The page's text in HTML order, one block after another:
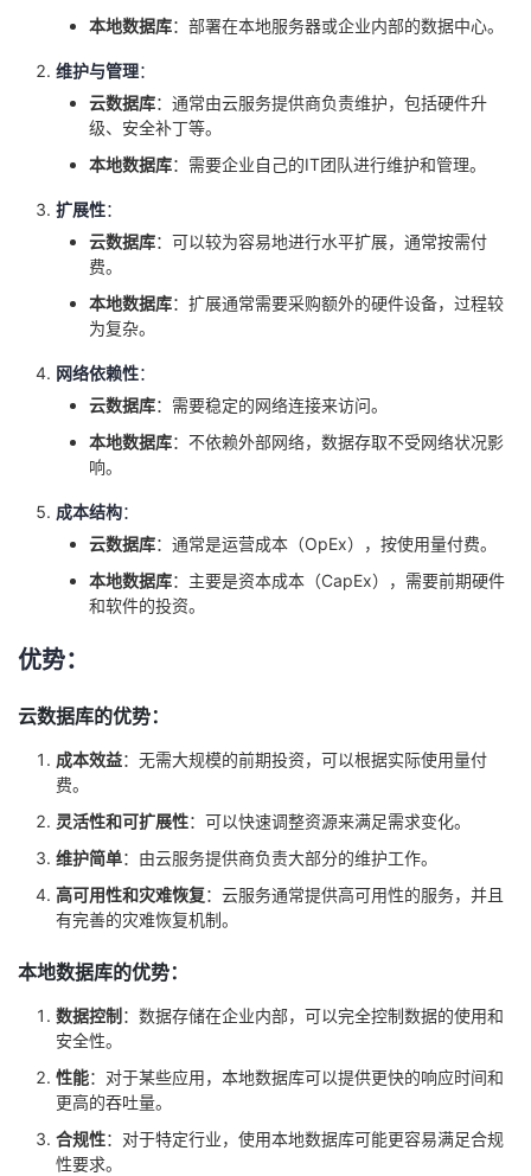
本地数据库：部署在本地服务器或企业内部的数据中心。
维护与管理：
云数据库：通常由云服务提供商负责维护，包括硬件升
级、安全补丁等。
本地数据库：需要企业自己的IT团队进行维护和管理。
扩展性：
云数据库：可以较为容易地进行水平扩展，通常按需付
费。
本地数据库：扩展通常需要采购额外的硬件设备，过程较
为复杂。
网络依赖性：
云数据库：需要稳定的网络连接来访问。
本地数据库：不依赖外部网络，数据存取不受网络状况影
响。
成本结构：
云数据库：通常是运营成本（OpEx），按使用量付费。
本地数据库：主要是资本成本（CapEx），需要前期硬件
和软件的投资。
优势：
云数据库的优势：
成本效益：无需大规模的前期投资，可以根据实际使用量付
费。
灵活性和可扩展性：可以快速调整资源来满足需求变化。
维护简单：由云服务提供商负责大部分的维护工作。
高可用性和灾难恢复：云服务通常提供高可用性的服务，并且
有完善的灾难恢复机制。
本地数据库的优势：
数据控制 ：数据存储在企业内部，可以完全控制数据的使用和
安全性。
性能：对于某些应用，本地数据库可以提供更快的响应时间和
更高的吞吐量。
合规性：对于特定行业，使用本地数据库可能更容易满足合规
性要求。